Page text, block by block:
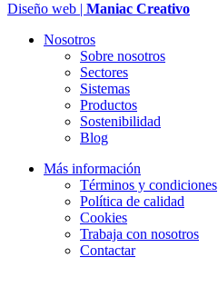
Diseño web | Maniac Creativo
Nosotros
Sobre nosotros
Sectores
Sistemas
Productos
Sostenibilidad
Blog
Más información
Términos y condiciones
Política de calidad
Cookies
Trabaja con nosotros
Contactar